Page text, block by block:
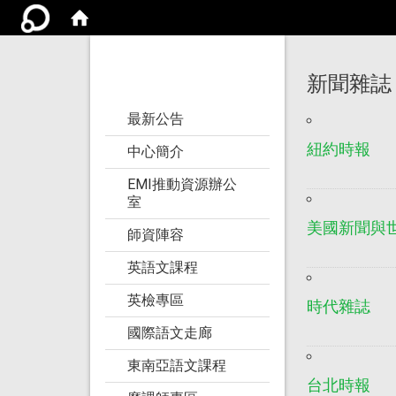
最新公告
中心簡介
EMI推動資源辦公
室
師資陣容
英語文課程
英檢專區
國際語文走廊
東南亞語文課程
新聞雜誌
紐約時報
美國新聞與
時代雜誌
台北時報